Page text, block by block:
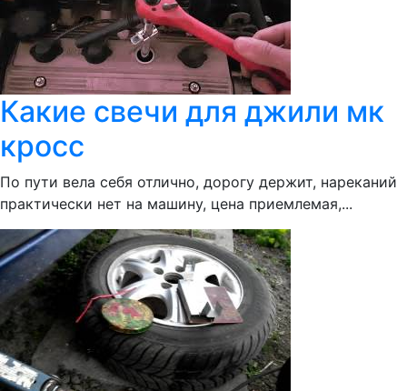
Какие свечи для джили мк
кросс
По пути вела себя отлично, дорогу держит, нареканий
практически нет на машину, цена приемлемая,...